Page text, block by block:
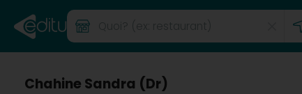
Chahine Sandra (Dr)